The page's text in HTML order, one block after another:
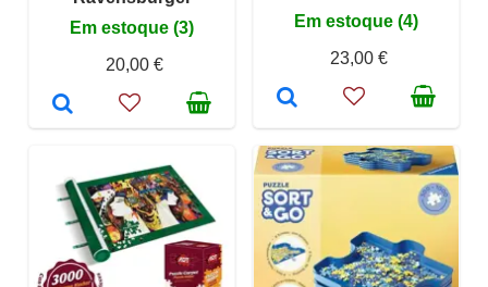
Em estoque (3)
20,00 €
Em estoque (4)
23,00 €